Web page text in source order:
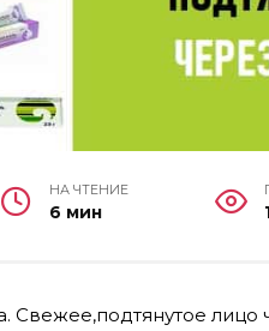
НА ЧТЕНИЕ
6 мин
Свежее,подтянутое лицо